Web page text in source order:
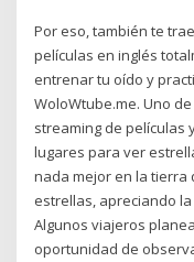
Por eso, también te
películas en inglés
entrenar tu oído y
WoloWtube.me. Uno
streaming de películas
lugares para ver
nada mejor en la tierra
estrellas, apreciando
Algunos viajeros
oportunidad de